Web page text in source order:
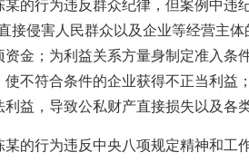
行为违反群众纪律，但案例中违
接侵害人民群众以及企业等经营主
资金；为利益关系方量身制定准入
使不符合条件的企业获得不正当利
益，导致公私财产直接损失以及各
行为违反中央八项规定精神和工